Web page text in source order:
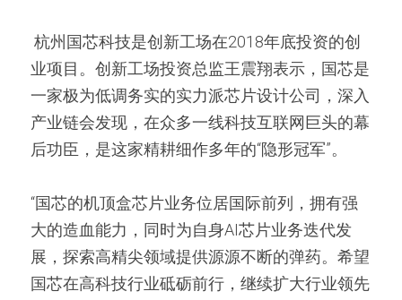
业项目。创新工场投资总监王震翔表示，国芯是
一家极为低调务实的实力派芯片设计公司，深入
产业链会发现，在众多一线科技互联网巨头的幕
后功臣，是这家精耕细作多年的“隐形冠军”。
“国芯的机顶盒芯片业务位居国际前列，拥有强
大的造血能力，同时为自身AI芯片业务迭代发
展，探索高精尖领域提供源源不断的弹药。希望
国芯在高科技行业砥砺前行，继续扩大行业领先